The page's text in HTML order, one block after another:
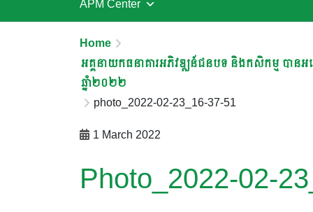
APM Center
Home
អគ្គនាយកធនាគារអភិវឌ្ឍន៍ជនបទ និងកសិកម្ម បាន
ឆ្នាំ២០២២
photo_2022-02-23_16-37-51
1 March 2022
Photo_2022-02-